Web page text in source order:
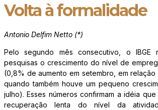
Volta à formalidade
Antonio Delfim Netto (*)
Pelo segundo mês consecutivo, o IBGE
pesquisas o crescimento do nível de
(0,8% de aumento em setembro, em relação
quando também houve um pequeno
julho). Esses números confirmam a idéia
recuperação lenta do nível da